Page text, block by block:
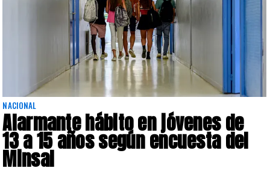
NACIONAL
Alarmante hábito en jóvenes de
13 a 15 años según encuesta del
Minsal